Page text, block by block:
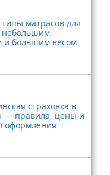
матрасов для
и большим весом
страховка в
— правила, цены и
оформления